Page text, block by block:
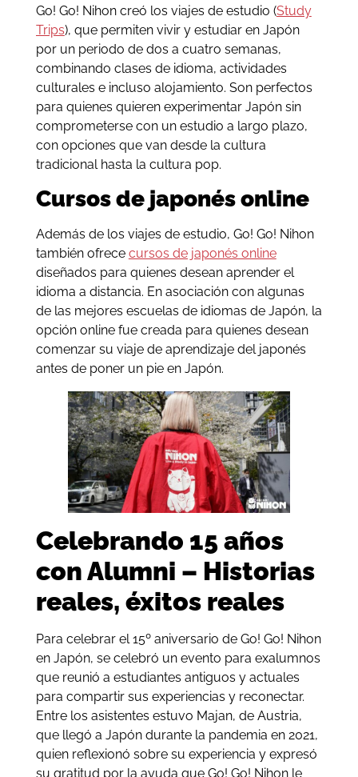
Go! Go! Nihon creó los viajes de estudio (Study
Trips), que permiten vivir y estudiar en Japón
por un periodo de dos a cuatro semanas,
combinando clases de idioma, actividades
culturales e incluso alojamiento. Son perfectos
para quienes quieren experimentar Japón sin
comprometerse con un estudio a largo plazo,
con opciones que van desde la cultura
tradicional hasta la cultura pop.
Cursos de japonés online
Además de los viajes de estudio, Go! Go! Nihon
también ofrece cursos de japonés online
diseñados para quienes desean aprender el
idioma a distancia. En asociación con algunas
de las mejores escuelas de idiomas de Japón, la
opción online fue creada para quienes desean
comenzar su viaje de aprendizaje del japonés
antes de poner un pie en Japón.
Celebrando 15 años
con Alumni – Historias
reales, éxitos reales
Para celebrar el 15º aniversario de Go! Go! Nihon
en Japón, se celebró un evento para exalumnos
que reunió a estudiantes antiguos y actuales
para compartir sus experiencias y reconectar.
Entre los asistentes estuvo Majan, de Austria,
que llegó a Japón durante la pandemia en 2021,
quien reflexionó sobre su experiencia y expresó
su gratitud por la ayuda que Go! Go! Nihon le